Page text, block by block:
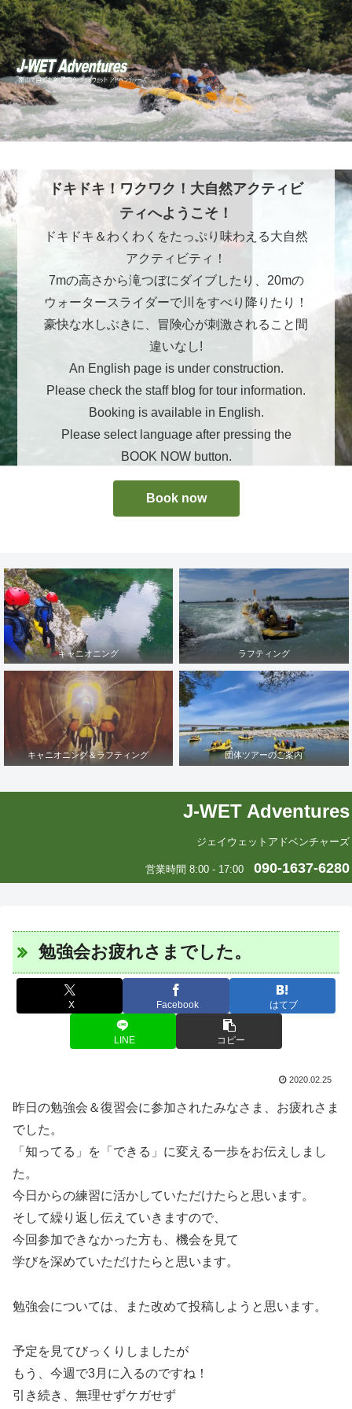
ドキドキ！ワクワク！大自然アクティビ
ティへようこそ！
ドキドキ＆わくわくをたっぷり味わえる大自然
アクティビティ！
7mの高さから滝つぼにダイブしたり、20mの
ウォータースライダーで川をすべり降りたり！
豪快な水しぶきに、冒険心が刺激されること間
違いなし!
An English page is under construction.
Please check the staff blog for tour information.
Booking is available in English.
Please select language after pressing the
BOOK NOW button.
Book now
キャニオニング ラフティング
キャニオニング＆ラフティング 団体ツアーのご案内
J-WET Adventures
ジェイウェットアドベンチャーズ
営業時間 8:00 - 17:00 090-1637-6280
勉強会お疲れさまでした。
X Facebook はてブ
LINE コピー
2020.02.25
昨日の勉強会＆復習会に参加されたみなさま、お疲れさま
でした。
「知ってる」を「できる」に変える一歩をお伝えしまし
た。
今日からの練習に活かしていただけたらと思います。
そして繰り返し伝えていきますので、
今回参加できなかった方も、機会を見て
学びを深めていただけたらと思います。
勉強会については、また改めて投稿しようと思います。
予定を見てびっくりしましたが
もう、今週で3月に入るのですね！
引き続き、無理せずケガせず